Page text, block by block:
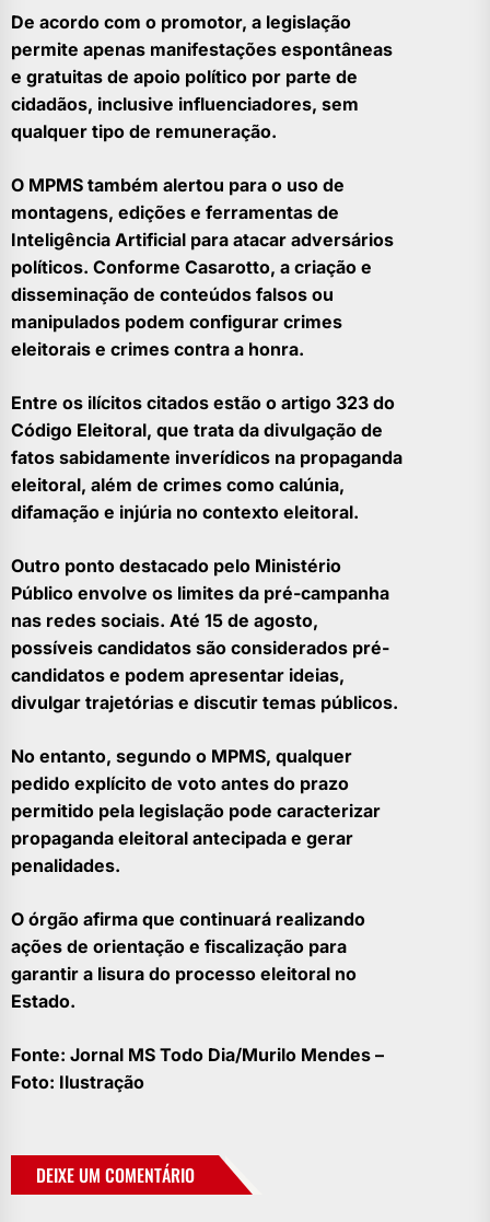
De acordo com o promotor, a legislação
permite apenas manifestações espontâneas
e gratuitas de apoio político por parte de
cidadãos, inclusive influenciadores, sem
qualquer tipo de remuneração.
O MPMS também alertou para o uso de
montagens, edições e ferramentas de
Inteligência Artificial para atacar adversários
políticos. Conforme Casarotto, a criação e
disseminação de conteúdos falsos ou
manipulados podem configurar crimes
eleitorais e crimes contra a honra.
Entre os ilícitos citados estão o artigo 323 do
Código Eleitoral, que trata da divulgação de
fatos sabidamente inverídicos na propaganda
eleitoral, além de crimes como calúnia,
difamação e injúria no contexto eleitoral.
Outro ponto destacado pelo Ministério
Público envolve os limites da pré-campanha
nas redes sociais. Até 15 de agosto,
possíveis candidatos são considerados pré-
candidatos e podem apresentar ideias,
divulgar trajetórias e discutir temas públicos.
No entanto, segundo o MPMS, qualquer
pedido explícito de voto antes do prazo
permitido pela legislação pode caracterizar
propaganda eleitoral antecipada e gerar
penalidades.
O órgão afirma que continuará realizando
ações de orientação e fiscalização para
garantir a lisura do processo eleitoral no
Estado.
Fonte: Jornal MS Todo Dia/Murilo Mendes –
Foto: Ilustração
DEIXE UM COMENTÁRIO